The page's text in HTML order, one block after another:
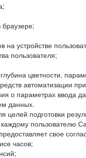
устройстве
пользователя;
цветности,
автоматизации
о параметрах ввода
данных.
целей подготовки
пользователю
свое
часов;